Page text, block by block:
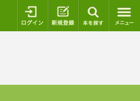
ログイン 新規登録